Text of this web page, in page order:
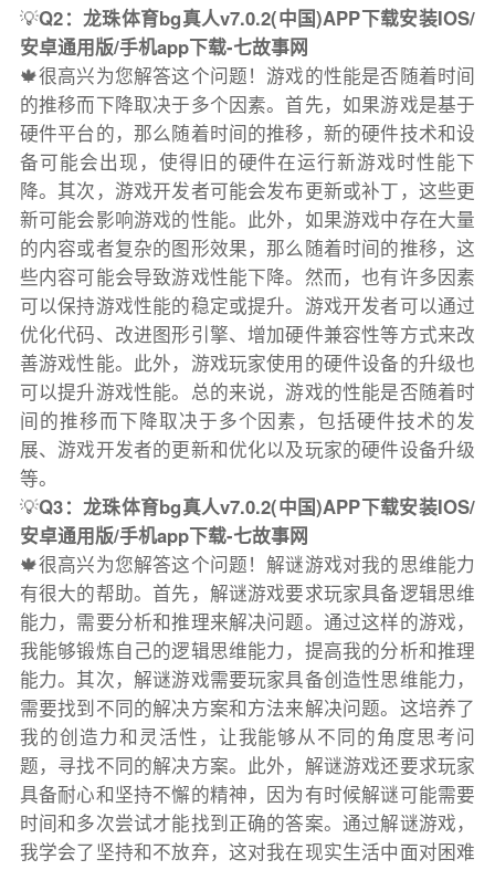
💡Q2：龙珠体育bg真人v7.0.2(中国)APP下载安装IOS/
安卓通用版/手机app下载-七故事网
🍁很高兴为您解答这个问题！游戏的性能是否随着时间
的推移而下降取决于多个因素。首先，如果游戏是基于
硬件平台的，那么随着时间的推移，新的硬件技术和设
备可能会出现，使得旧的硬件在运行新游戏时性能下
降。其次，游戏开发者可能会发布更新或补丁，这些更
新可能会影响游戏的性能。此外，如果游戏中存在大量
的内容或者复杂的图形效果，那么随着时间的推移，这
些内容可能会导致游戏性能下降。然而，也有许多因素
可以保持游戏性能的稳定或提升。游戏开发者可以通过
优化代码、改进图形引擎、增加硬件兼容性等方式来改
善游戏性能。此外，游戏玩家使用的硬件设备的升级也
可以提升游戏性能。总的来说，游戏的性能是否随着时
间的推移而下降取决于多个因素，包括硬件技术的发
展、游戏开发者的更新和优化以及玩家的硬件设备升级
等。
💡Q3：龙珠体育bg真人v7.0.2(中国)APP下载安装IOS/
安卓通用版/手机app下载-七故事网
🍁很高兴为您解答这个问题！解谜游戏对我的思维能力
有很大的帮助。首先，解谜游戏要求玩家具备逻辑思维
能力，需要分析和推理来解决问题。通过这样的游戏，
我能够锻炼自己的逻辑思维能力，提高我的分析和推理
能力。其次，解谜游戏需要玩家具备创造性思维能力，
需要找到不同的解决方案和方法来解决问题。这培养了
我的创造力和灵活性，让我能够从不同的角度思考问
题，寻找不同的解决方案。此外，解谜游戏还要求玩家
具备耐心和坚持不懈的精神，因为有时候解谜可能需要
时间和多次尝试才能找到正确的答案。通过解谜游戏，
我学会了坚持和不放弃，这对我在现实生活中面对困难